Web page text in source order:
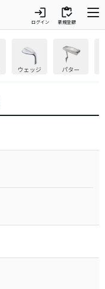
login
ログイン
inventory
新規登録
ウェッジ パター